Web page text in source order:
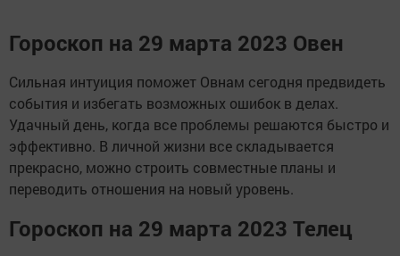
Гороскоп на 29 марта 2023 Овен
Сильная интуиция поможет Овнам сегодня предвидеть
события и избегать возможных ошибок в делах.
Удачный день, когда все проблемы решаются быстро и
эффективно. В личной жизни все складывается
прекрасно, можно строить совместные планы и
переводить отношения на новый уровень.
Гороскоп на 29 марта 2023 Телец